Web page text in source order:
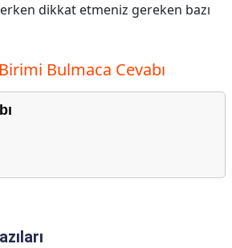
dikkat etmeniz gereken bazı
Bulmaca Cevabı